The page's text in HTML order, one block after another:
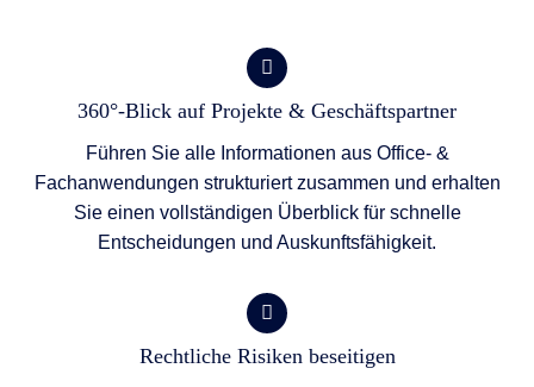
360°-Blick auf Projekte & Geschäftspartner
Führen Sie alle Informationen aus Office- &
Fachanwendungen strukturiert zusammen und erhalten
Sie einen vollständigen Überblick für schnelle
Entscheidungen und Auskunftsfähigkeit.
Rechtliche Risiken beseitigen